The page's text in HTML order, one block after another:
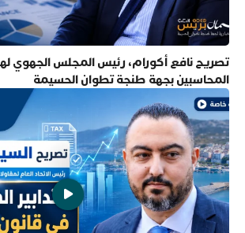
تصريح نافع أكورام، رئيس المجلس الجهوي
المحاسبين بجهة طنجة تطوان الحسيمة